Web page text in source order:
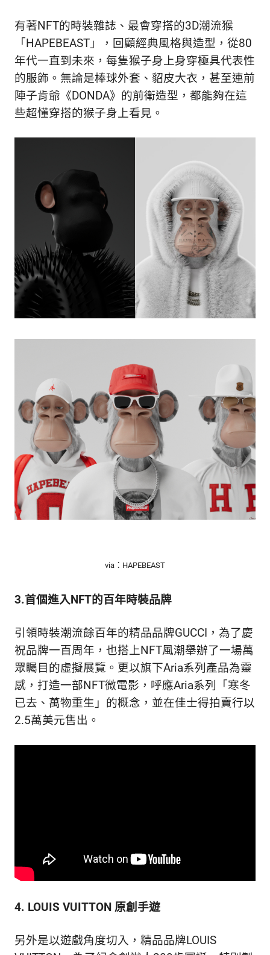
有著NFT的時裝雜誌、最會穿搭的3D潮流猴
「HAPEBEAST」，回顧經典風格與造型，從80
年代一直到未來，每隻猴子身上身穿極具代表性
的服飾。無論是棒球外套、貂皮大衣，甚至連前
陣子肯爺《DONDA》的前衛造型，都能夠在這
些超懂穿搭的猴子身上看見。
via：HAPEBEAST
3.首個進入NFT的百年時裝品牌
引領時裝潮流餘百年的精品品牌GUCCI，為了慶
祝品牌一百周年，也搭上NFT風潮舉辦了一場萬
眾矚目的虛擬展覽。更以旗下Aria系列產品為靈
感，打造一部NFT微電影，呼應Aria系列「寒冬
已去、萬物重生」的概念，並在佳士得拍賣行以
2.5萬美元售出。
4. LOUIS VUITTON 原創手遊
另外是以遊戲角度切入，精品品牌LOUIS